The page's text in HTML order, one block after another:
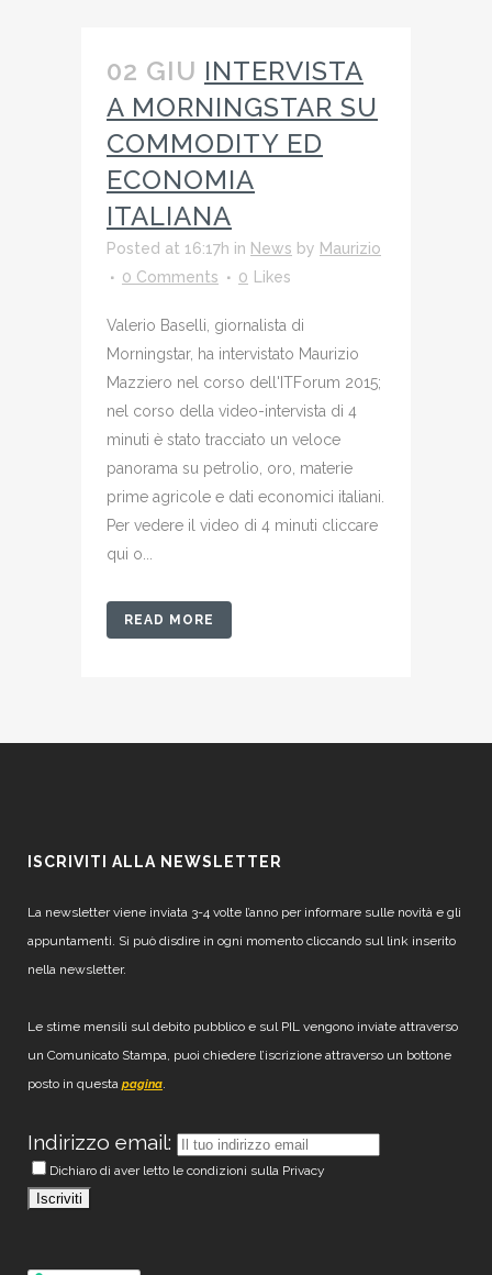
02 GIU INTERVISTA
A MORNINGSTAR SU
COMMODITY ED
ECONOMIA
ITALIANA
Posted at 16:17h in News by Maurizio
0 Comments
0 Likes
Valerio Baselli, giornalista di
Morningstar, ha intervistato Maurizio
Mazziero nel corso dell'ITForum 2015;
nel corso della video-intervista di 4
minuti è stato tracciato un veloce
panorama su petrolio, oro, materie
prime agricole e dati economici italiani.
Per vedere il video di 4 minuti cliccare
qui o...
READ MORE
ISCRIVITI ALLA NEWSLETTER
La newsletter viene inviata 3-4 volte l’anno per informare sulle novità e gli
appuntamenti. Si può disdire in ogni momento cliccando sul link inserito
nella newsletter.
Le stime mensili sul debito pubblico e sul PIL vengono inviate attraverso
un Comunicato Stampa, puoi chiedere l’iscrizione attraverso un bottone
posto in questa pagina.
Indirizzo email:
Dichiaro di aver letto le condizioni sulla Privacy